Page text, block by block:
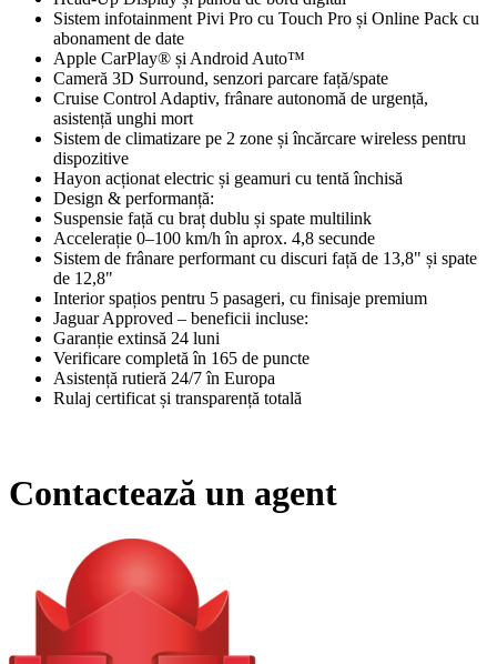
Sistem infotainment Pivi Pro cu Touch Pro și Online Pack cu
abonament de date
Apple CarPlay® și Android Auto™
Cameră 3D Surround, senzori parcare față/spate
Cruise Control Adaptiv, frânare autonomă de urgență,
asistență unghi mort
Sistem de climatizare pe 2 zone și încărcare wireless pentru
dispozitive
Hayon acționat electric și geamuri cu tentă închisă
Design & performanță:
Suspensie față cu braț dublu și spate multilink
Accelerație 0–100 km/h în aprox. 4,8 secunde
Sistem de frânare performant cu discuri față de 13,8" și spate
de 12,8"
Interior spațios pentru 5 pasageri, cu finisaje premium
Jaguar Approved – beneficii incluse:
Garanție extinsă 24 luni
Verificare completă în 165 de puncte
Asistență rutieră 24/7 în Europa
Rulaj certificat și transparență totală
Contactează un agent